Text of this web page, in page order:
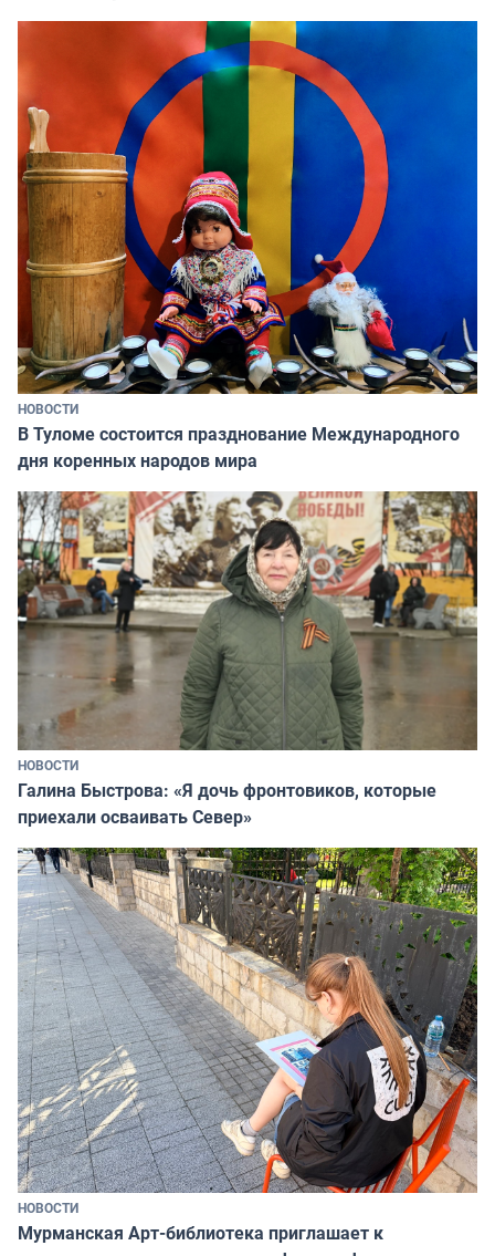
НОВОСТИ
В Туломе состоится празднование Международного
дня коренных народов мира
НОВОСТИ
Галина Быстрова: «Я дочь фронтовиков, которые
приехали осваивать Север»
НОВОСТИ
Мурманская Арт-библиотека приглашает к